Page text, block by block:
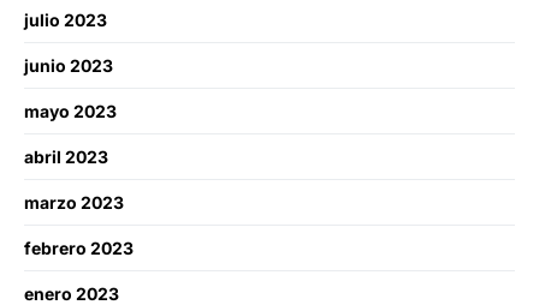
julio 2023
junio 2023
mayo 2023
abril 2023
marzo 2023
febrero 2023
enero 2023